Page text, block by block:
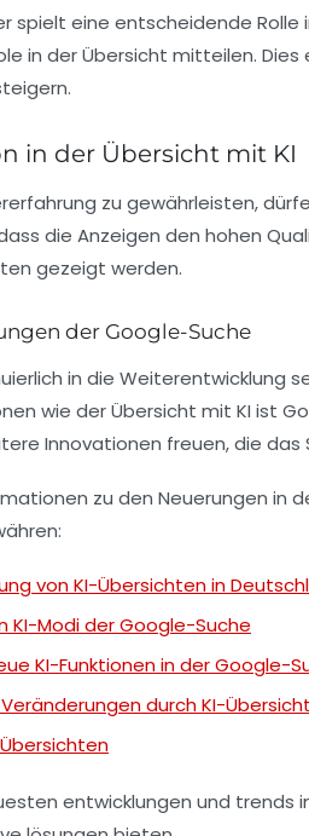
spielt eine entscheidende Rolle
in der Übersicht mitteilen.
in der Übersicht mit KI
zu gewährleisten,
die Anzeigen den hohen
gezeigt werden.
der Google-Suche
in die Weiterentwicklung
wie der Übersicht mit KI ist
Innovationen freuen, die
zu den Neuerungen in
von KI-Übersichten in
KI-Modi der Google-Suche
KI-Funktionen in der Google-
durch KI-